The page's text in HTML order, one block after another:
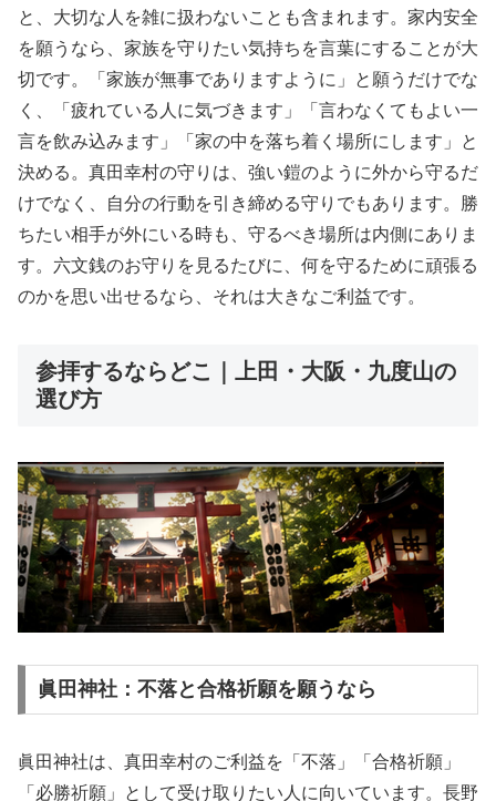
と、大切な人を雑に扱わないことも含まれます。家内安全
を願うなら、家族を守りたい気持ちを言葉にすることが大
切です。「家族が無事でありますように」と願うだけでな
く、「疲れている人に気づきます」「言わなくてもよい一
言を飲み込みます」「家の中を落ち着く場所にします」と
決める。真田幸村の守りは、強い鎧のように外から守るだ
けでなく、自分の行動を引き締める守りでもあります。勝
ちたい相手が外にいる時も、守るべき場所は内側にありま
す。六文銭のお守りを見るたびに、何を守るために頑張る
のかを思い出せるなら、それは大きなご利益です。
参拝するならどこ｜上田・大阪・九度山の
選び方
眞田神社：不落と合格祈願を願うなら
眞田神社は、真田幸村のご利益を「不落」「合格祈願」
「必勝祈願」として受け取りたい人に向いています。長野